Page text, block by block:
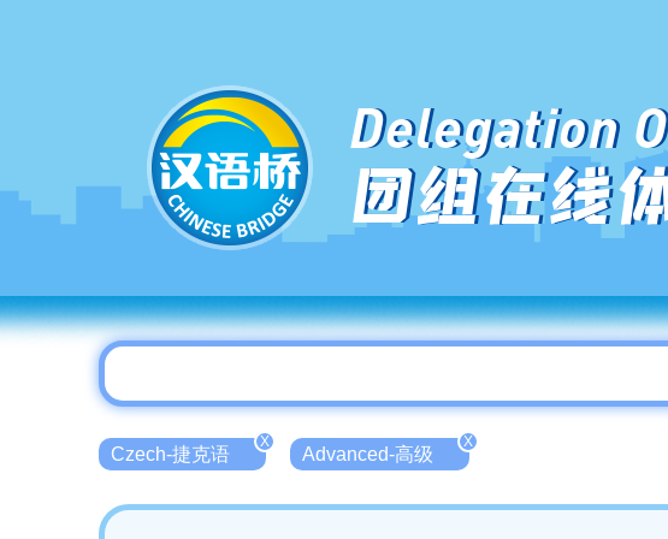
Delegation
团组在线
Czech-捷克语
X
Advanced-高级
X